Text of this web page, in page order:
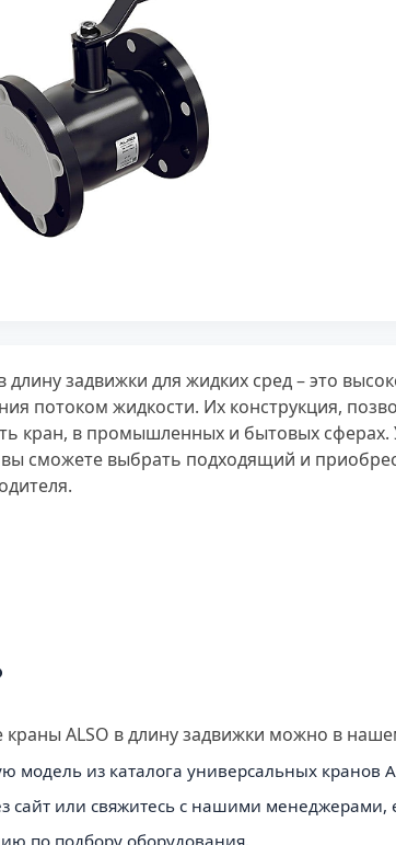
задвижки для жидких сред – это
потоком жидкости. Их конструкция,
кран, в промышленных и бытовых сферах.
сможете выбрать подходящий и
краны ALSO в длину задвижки можно в
модель из каталога универсальных кранов
сайт или свяжитесь с нашими менеджерами,
по подбору оборудования.